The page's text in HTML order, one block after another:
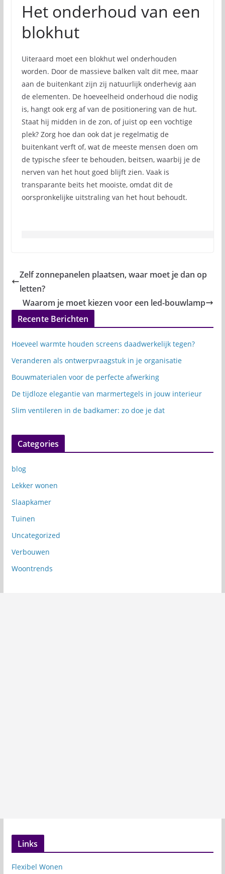
Het onderhoud van een
blokhut
Uiteraard moet een blokhut wel onderhouden
worden. Door de massieve balken valt dit mee, maar
aan de buitenkant zijn zij natuurlijk onderhevig aan
de elementen. De hoeveelheid onderhoud die nodig
is, hangt ook erg af van de positionering van de hut.
Staat hij midden in de zon, of juist op een vochtige
plek? Zorg hoe dan ook dat je regelmatig de
buitenkant verft of, wat de meeste mensen doen om
de typische sfeer te behouden, beitsen, waarbij je de
nerven van het hout goed blijft zien. Vaak is
transparante beits het mooiste, omdat dit de
oorspronkelijke uitstraling van het hout behoudt.
Zelf zonnepanelen plaatsen, waar moet je dan op
letten?
Waarom je moet kiezen voor een led-bouwlamp
Recente Berichten
Hoeveel warmte houden screens daadwerkelijk tegen?
Veranderen als ontwerpvraagstuk in je organisatie
Bouwmaterialen voor de perfecte afwerking
De tijdloze elegantie van marmertegels in jouw interieur
Slim ventileren in de badkamer: zo doe je dat
Categories
blog
Lekker wonen
Slaapkamer
Tuinen
Uncategorized
Verbouwen
Woontrends
Links
Flexibel Wonen